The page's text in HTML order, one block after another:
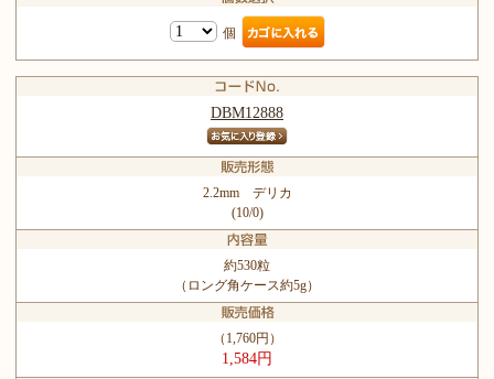
個
DBM12888
2.2mm デリカ
(10/0)
約530粒
（ロング角ケース約5g）
（1,760円）
1,584円